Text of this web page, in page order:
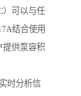
）可以与任
结合使用
提供泵容积
时分析信